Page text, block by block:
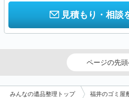
見積もり・相談
ページの先
みんなの遺品整理トップ 福井のゴミ屋